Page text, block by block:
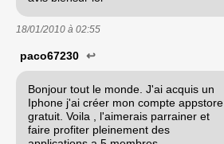
18/01/2010 à 02:55
paco67230 ↩
Bonjour tout le monde. J'ai acquis un
Iphone j'ai créer mon compte appstore
gratuit. Voila , l'aimerais parrainer et
faire profiter pleinement des